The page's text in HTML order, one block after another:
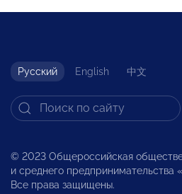
Русский English 中文
© 2023 Общероссийская
и среднего
Все права защищены.